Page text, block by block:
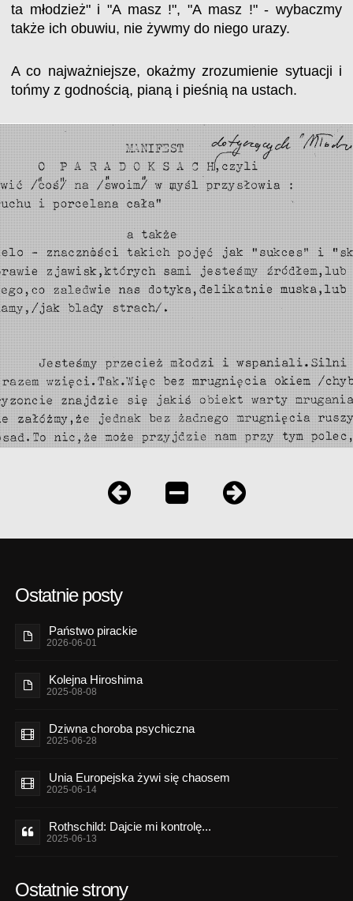
ta młodzież" i "A masz !", "A masz !" - wybaczmy
także ich obuwiu, nie żywmy do niego urazy.
A co najważniejsze, okażmy zrozumienie sytuacji i
tońmy z godnością, pianą i pieśnią na ustach.
Ostatnie posty
Państwo pirackie
2026-06-01
Kolejna Hiroshima
2025-08-08
Dziwna choroba psychiczna
2025-06-28
Unia Europejska żywi się chaosem
2025-06-14
Rothschild: Dajcie mi kontrolę...
2025-06-13
Ostatnie strony